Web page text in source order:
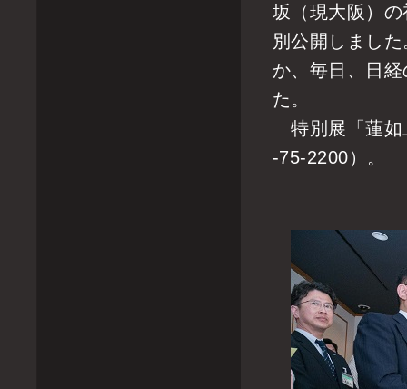
坂（現大阪）
別公開しまし
か、毎日、日
た。
特別展「蓮
-75-2200）。